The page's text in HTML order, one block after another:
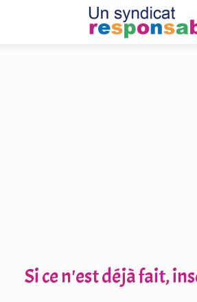
Si ce n'est déjà fait,